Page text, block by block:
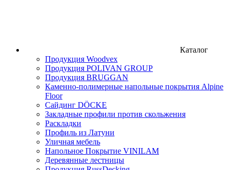
Каталог
Продукция Woodvex
Продукция POLIVAN GROUP
Продукция BRUGGAN
Каменно-полимерные напольные покрытия Alpine
Floor
Сайдинг DÖCKE
Закладные профили против скольжения
Раскладки
Профиль из Латуни
Уличная мебель
Напольное Покрытие VINILAM
Деревянные лестницы